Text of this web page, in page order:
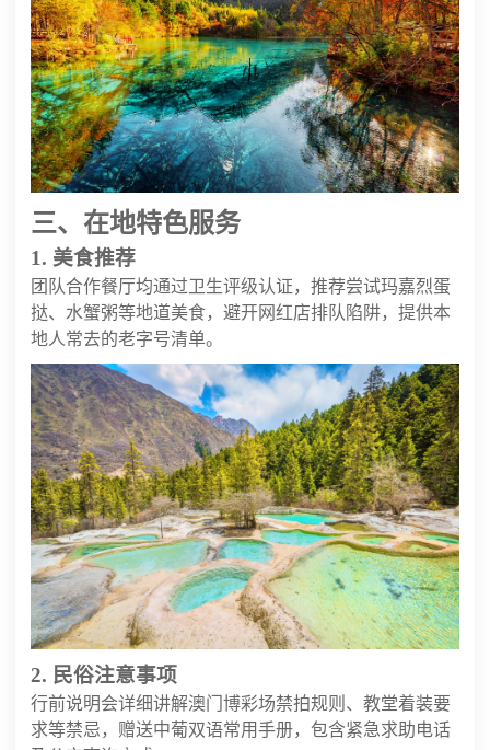
三、在地特色服务
1. 美食推荐
团队合作餐厅均通过卫生评级认证，推荐尝试玛嘉烈蛋
挞、水蟹粥等地道美食，避开网红店排队陷阱，提供本
地人常去的老字号清单。
2. 民俗注意事项
行前说明会详细讲解澳门博彩场禁拍规则、教堂着装要
求等禁忌，赠送中葡双语常用手册，包含紧急求助电话